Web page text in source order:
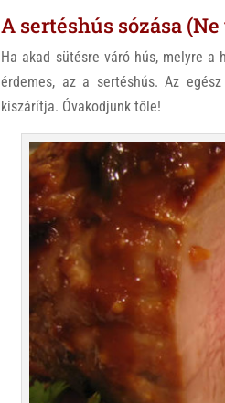
A sertéshús sózása (Ne
Ha akad sütésre váró hús, melyre a
érdemes, az a sertéshús. Az
kiszárítja. Óvakodjunk tőle!